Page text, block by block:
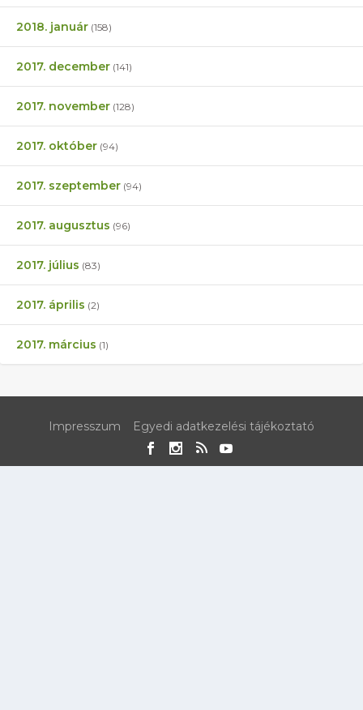
2018. január (158)
2017. december (141)
2017. november (128)
2017. október (94)
2017. szeptember (94)
2017. augusztus (96)
2017. július (83)
2017. április (2)
2017. március (1)
Impresszum Egyedi adatkezelési tájékoztató